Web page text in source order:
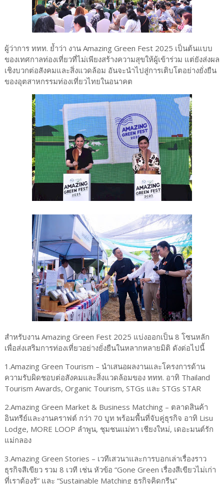
ผู้ว่าการ ททท. ย้ำว่า งาน Amazing Green Fest 2025 เป็นต้นแบบ
ของเทศกาลท่องเที่ยวที่ไม่เพียงสร้างความสุขให้ผู้เข้าร่วม แต่ยังส่งผล
เชิงบวกต่อสังคมและสิ่งแวดล้อม อันจะนำไปสู่การเติบโตอย่างยั่งยืน
ของอุตสาหกรรมท่องเที่ยวไทยในอนาคต
สำหรับงาน Amazing Green Fest 2025 แบ่งออกเป็น 8 โซนหลัก
เพื่อส่งเสริมการท่องเที่ยวอย่างยั่งยืนในหลากหลายมิติ ดังต่อไปนี้
1.Amazing Green Tourism – นำเสนอผลงานและโครงการด้าน
ความรับผิดชอบต่อสังคมและสิ่งแวดล้อมของ ททท. อาทิ Thailand
Tourism Awards, Organic Tourism, STGs และ STGs STAR
2.Amazing Green Market & Business Matching – ตลาดสินค้า
อินทรีย์และงานคราฟต์ กว่า 70 บูท พร้อมพื้นที่จับคู่ธุรกิจ อาทิ Lisu
Lodge, MORE LOOP ลำพูน, ชุมชนแม่ทา เชียงใหม่, เดอะมนต์รัก
แม่กลอง
3.Amazing Green Stories – เวทีเสวนาและการบอกเล่าเรื่องราว
ธุรกิจสีเขียว รวม 8 เวที เช่น หัวข้อ “Gone Green เรื่องสีเขียวไม่เก่า
ที่เราต้องรู้” และ “Sustainable Matching ธุรกิจคิดกรีน”